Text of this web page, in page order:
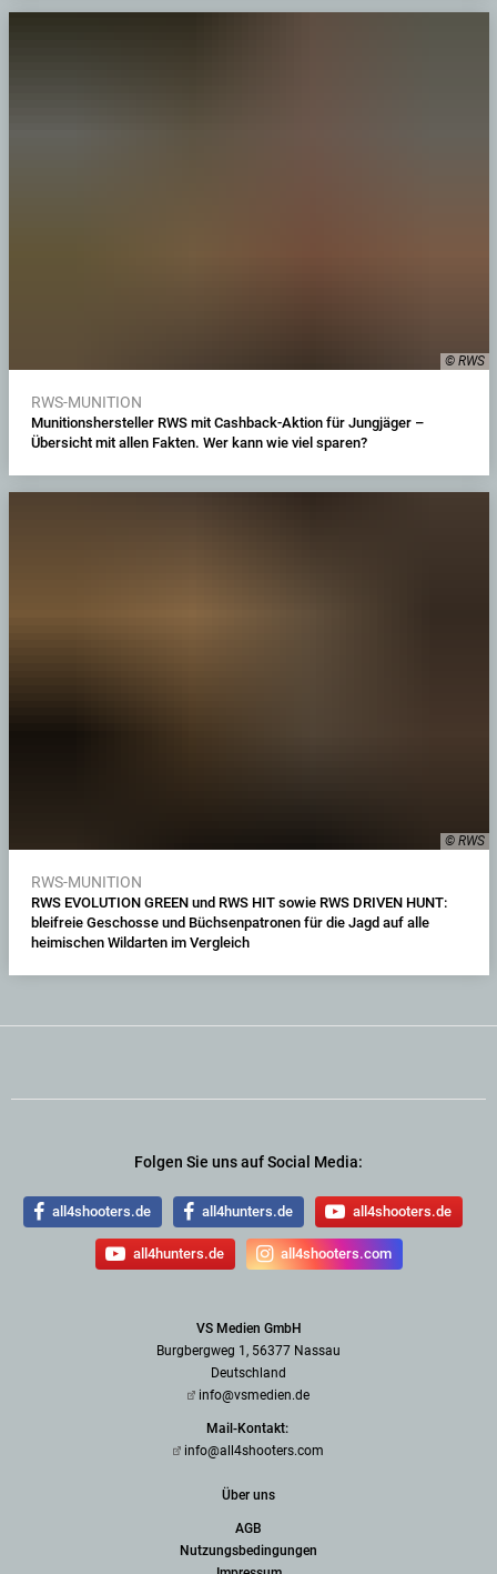
© RWS
RWS-MUNITION
Munitionshersteller RWS mit Cashback-Aktion für Jungjäger –
Übersicht mit allen Fakten. Wer kann wie viel sparen?
© RWS
RWS-MUNITION
RWS EVOLUTION GREEN und RWS HIT sowie RWS DRIVEN HUNT:
bleifreie Geschosse und Büchsenpatronen für die Jagd auf alle
heimischen Wildarten im Vergleich
Folgen Sie uns auf Social Media:
all4shooters.de all4hunters.de all4shooters.de
all4hunters.de all4shooters.com
VS Medien GmbH
Burgbergweg 1, 56377 Nassau
Deutschland
info@vsmedien.de
Mail-Kontakt:
info@all4shooters.com
Über uns
AGB
Nutzungsbedingungen